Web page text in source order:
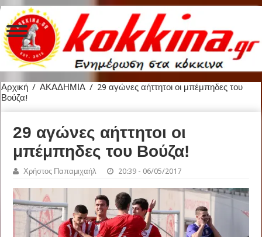
Αρχική / ΑΚΑΔΗΜΙΑ / 29 αγώνες αήττητοι οι μπέμπηδες του
Βούζα!
29 αγώνες αήττητοι οι
μπέμπηδες του Βούζα!
Χρήστος Παπαμιχαήλ 20:39 - 06/05/2017